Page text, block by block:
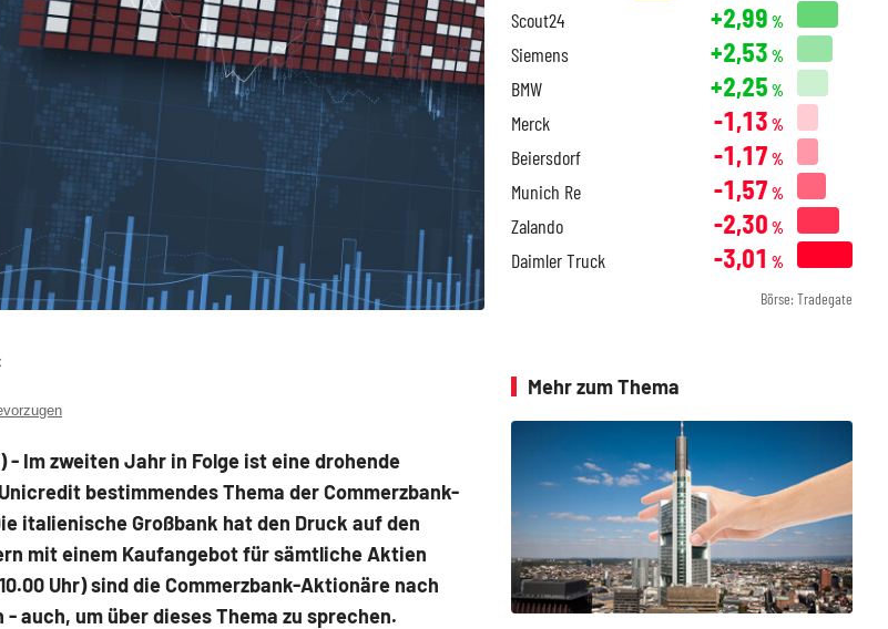
- Im zweiten Jahr in Folge ist eine drohende
bestimmendes Thema der Commerzbank-
italienische Großbank hat den Druck auf den
mit einem Kaufangebot für sämtliche Aktien
Uhr) sind die Commerzbank-Aktionäre nach
auch, um über dieses Thema zu sprechen.
Scout24 +2,99 %
Siemens +2,53 %
BMW +2,25 %
Merck -1,13 %
Beiersdorf -1,17 %
Munich Re -1,57 %
Zalando -2,30 %
Daimler Truck -3,01 %
Börse: Tradegate
Mehr zum Thema